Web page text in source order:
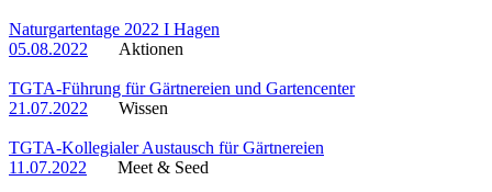
Naturgartentage 2022 I Hagen
05.08.2022
Aktionen
TGTA-Führung für Gärtnereien und Gartencenter
21.07.2022
Wissen
TGTA-Kollegialer Austausch für Gärtnereien
11.07.2022
Meet & Seed